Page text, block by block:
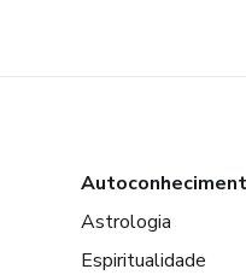
Astrologia
Espiritualidade